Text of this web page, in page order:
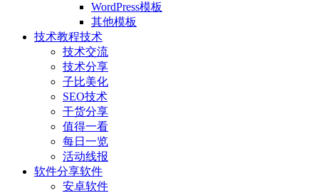
WordPress模板
其他模板
技术教程技术
技术交流
技术分享
子比美化
SEO技术
干货分享
值得一看
每日一览
活动线报
软件分享软件
安卓软件